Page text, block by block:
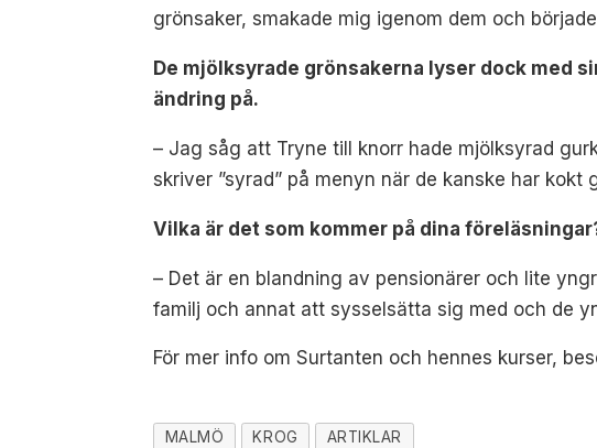
grönsaker, smakade mig igenom dem och
De mjölksyrade grönsakerna lyser dock med
ändring på.
– Jag såg att Tryne till knorr hade mjölksyrad
skriver ”syrad” på menyn när de kanske har
Vilka är det som kommer på dina
– Det är en blandning av pensionärer och lite
familj och annat att sysselsätta sig med och de
För mer info om Surtanten och hennes kurser,
MALMÖ KROG ARTIKLAR